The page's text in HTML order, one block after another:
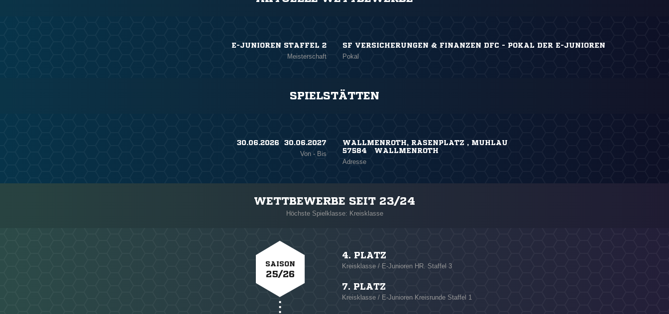
E-JUNIOREN STAFFEL 2
Meisterschaft
SF VERSICHERUNGEN & FINANZEN DFC - POKAL DER E-JUNIOREN
Pokal
SPIELSTÄTTEN
30.06.2026 ​ 30.06.2027
Von - Bis
WALLMENROTH, RASENPLATZ , MUHLAU
57584 WALLMENROTH
Adresse
WETTBEWERBE SEIT 23/24
Höchste Spielklasse: Kreisklasse
SAISON
25/26
4. PLATZ
Kreisklasse / E-Junioren HR. Staffel 3
7. PLATZ
Kreisklasse / E-Junioren Kreisrunde Staffel 1